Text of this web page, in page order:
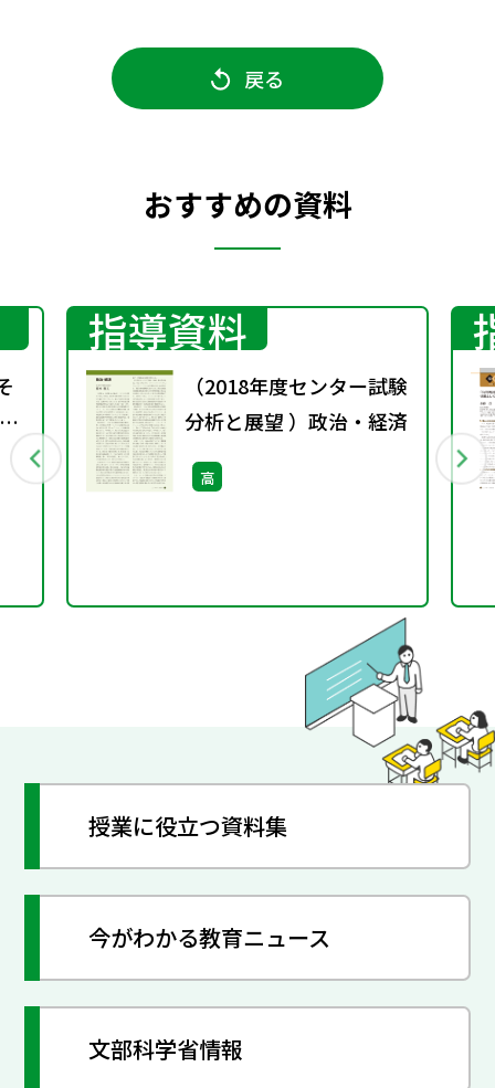
戻る
おすすめの資料
指導資料
（2018年度センター試験
分析と展望 ）政治・経済
高
授業に役立つ資料集
今がわかる教育ニュース
文部科学省情報